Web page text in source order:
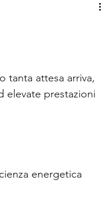
tanta attesa arriva,
elevate prestazioni
energetica